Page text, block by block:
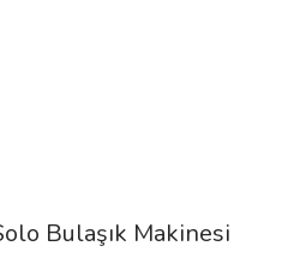
Bulaşık Makinesi